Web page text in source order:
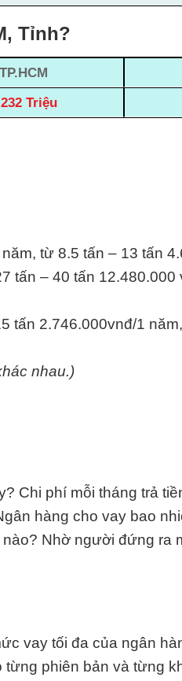
Tỉnh?
TP.HCM
Triệu
từ 8.5 tấn – 13 tấn
tấn – 40 tấn 12.480.000
tấn 2.746.000vnđ/1
nhau.)
Chi phí mỗi tháng trả
hàng cho vay bao
Nhờ người đứng ra
vay tối đa của ngân
từng phiên bản và từng